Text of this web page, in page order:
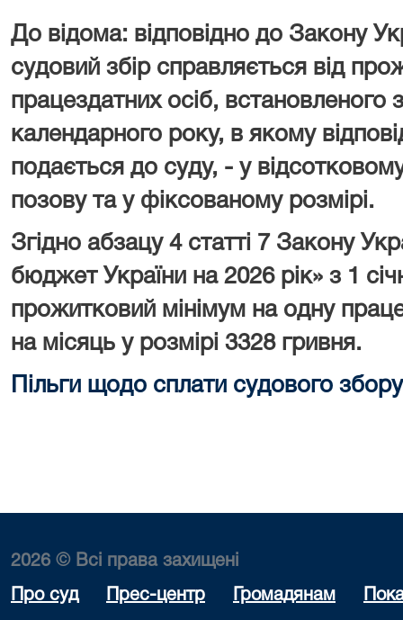
До відома: відповідно до Закону
судовий збір справляється від
працездатних осіб, встановленого
календарного року, в якому
подається до суду, - у
позову та у фіксованому розмірі.
Згідно абзацу 4 статті 7 Закону
бюджет України на 2026 рік» з 1
прожитковий мінімум на одну
на місяць у розмірі 3328 гривня.
Пільги щодо сплати судового збору
2026 © Всі права захищені
Про суд Прес-центр Громадянам